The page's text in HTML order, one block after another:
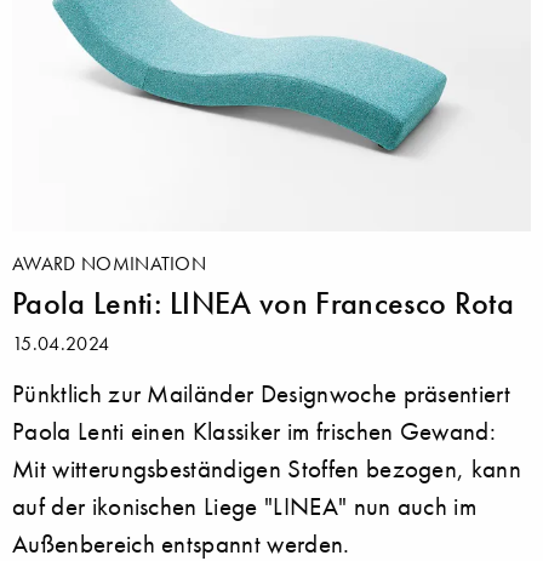
AWARD NOMINATION
Paola Lenti: LINEA von Francesco Rota
15.04.2024
Pünktlich zur Mailänder Designwoche präsentiert
Paola Lenti einen Klassiker im frischen Gewand:
Mit witterungsbeständigen Stoffen bezogen, kann
auf der ikonischen Liege "LINEA" nun auch im
Außenbereich entspannt werden.